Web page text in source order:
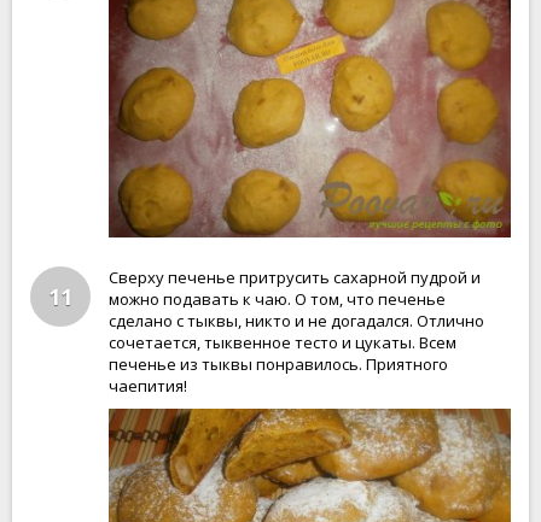
11
Сверху печенье притрусить сахарной пудрой и
можно подавать к чаю. О том, что печенье
сделано с тыквы, никто и не догадался. Отлично
сочетается, тыквенное тесто и цукаты. Всем
печенье из тыквы понравилось. Приятного
чаепития!